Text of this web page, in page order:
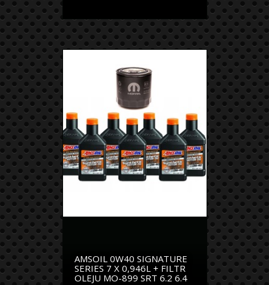
AMSOIL 0W40 SIGNATURE
SERIES 7 X 0,946L + FILTR
OLEJU MO-899 SRT 6.2 6.4